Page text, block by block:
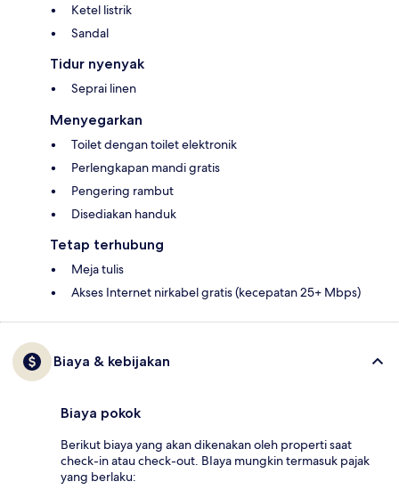
Ketel listrik
Sandal
Tidur nyenyak
Seprai linen
Menyegarkan
Toilet dengan toilet elektronik
Perlengkapan mandi gratis
Pengering rambut
Disediakan handuk
Tetap terhubung
Meja tulis
Akses Internet nirkabel gratis (kecepatan 25+ Mbps)
Biaya & kebijakan
Biaya pokok
Berikut biaya yang akan dikenakan oleh properti saat
check-in atau check-out. BIaya mungkin termasuk pajak
yang berlaku: